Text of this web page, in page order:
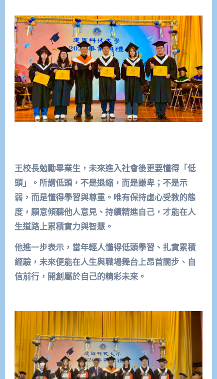
王校長勉勵畢業生，未來進入社會後更要懂得「低
頭」。所謂低頭，不是退縮，而是謙卑；不是示
弱，而是懂得學習與尊重。唯有保持虛心受教的態
度，願意傾聽他人意見、持續精進自己，才能在人
生道路上累積實力與智慧。
他進一步表示，當年輕人懂得低頭學習、扎實累積
經驗，未來便能在人生與職場舞台上昂首闊步、自
信前行，開創屬於自己的精彩未來。